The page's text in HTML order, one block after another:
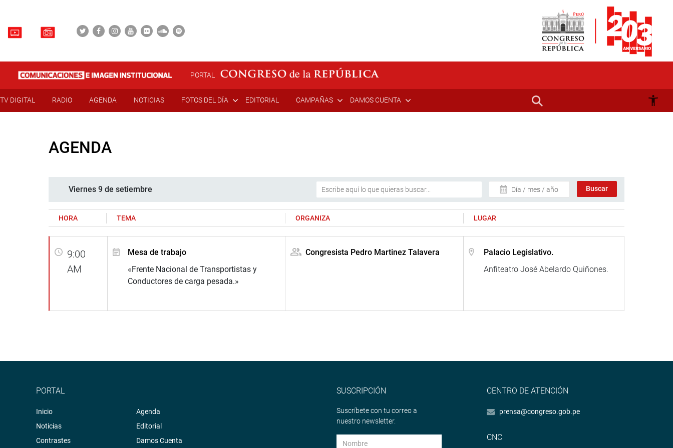
PORTAL
TV DIGITAL RADIO AGENDA NOTICIAS FOTOS DEL DÍA EDITORIAL CAMPAÑAS DAMOS CUENTA
AGENDA
Viernes 9 de setiembre Día / mes / año
HORA TEMA ORGANIZA LUGAR
9:00
AM
Mesa de trabajo
«Frente Nacional de Transportistas y
Conductores de carga pesada.»
Congresista Pedro Martinez Talavera
Palacio Legislativo.
Anfiteatro José Abelardo Quiñones.
PORTAL
Inicio
Noticias
Contrastes
Agenda
Editorial
Damos Cuenta
SUSCRIPCIÓN
Suscríbete con tu correo a
nuestro newsletter.
CENTRO DE ATENCIÓN
prensa@congreso.gob.pe
CNC